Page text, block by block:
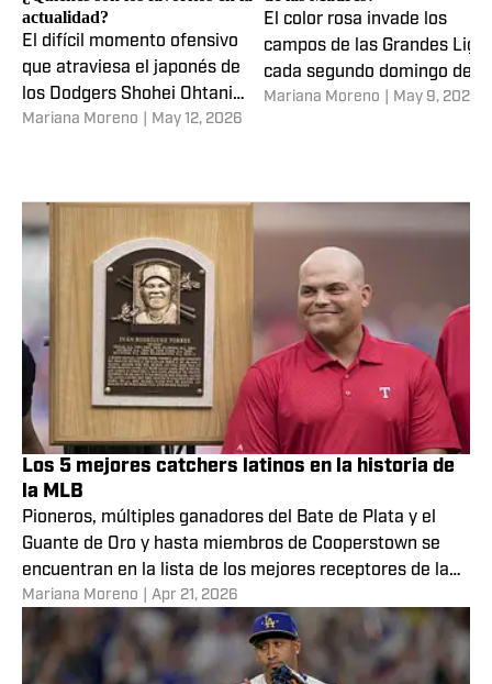
El difícil momento ofensivo
que atraviesa el japonés de
los Dodgers Shohei Ohtani
tiene una lucha abierta por el
premio
Mariana Moreno | May 12, 2026
cada segundo domingo de
mayo, cuando se celebra en
Estados Unidos y varios
países latinos el Día de las
Madres
Mariana Moreno
Los 5 mejores catchers latinos en la historia de
la MLB